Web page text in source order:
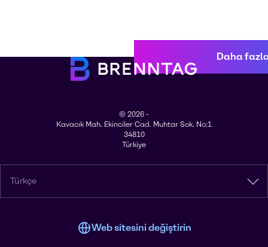
Daha
© 2026 -
Kavacık Mah. Ekinciler Cad. Muhtar Sok. No:1
34810
Türkiye
Türkçe
Web sitesini değiştirin